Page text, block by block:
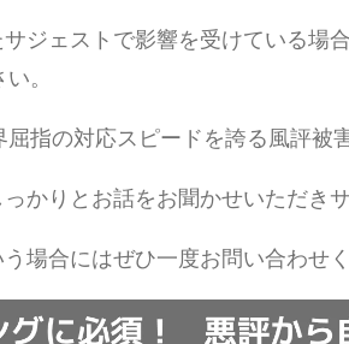
ジェストで影響を受けている場
。
指の対応スピードを誇る風評被
かりとお話をお聞かせいただき
場合にはぜひ一度お問い合わせく